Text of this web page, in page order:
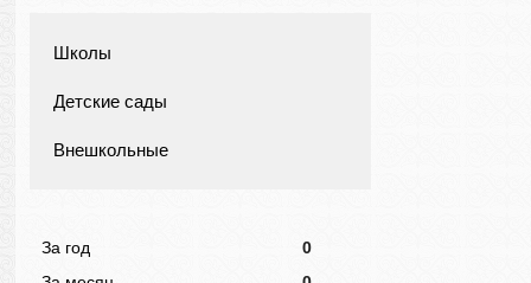
Школы
Детские сады
Внешкольные
За год
0